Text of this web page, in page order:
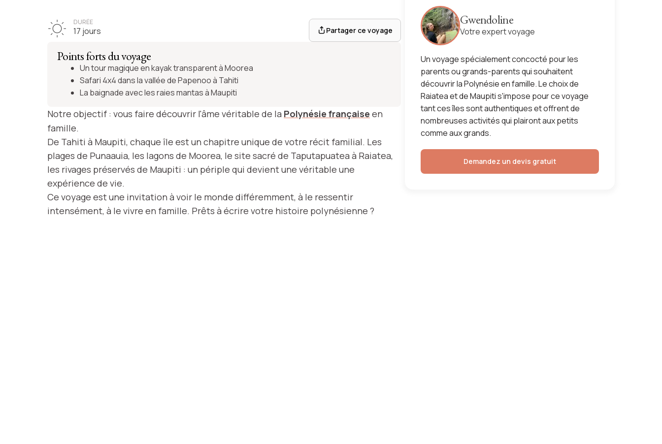
La Polynésie en
famille
DURÉE
17 jours Partager ce voyage
Points forts du voyage
Un tour magique en kayak transparent à Moorea
Safari 4x4 dans la vallée de Papenoo à Tahiti
La baignade avec les raies mantas à Maupiti
Notre objectif : vous faire découvrir l'âme véritable de la Polynésie française en
famille.
De Tahiti à Maupiti, chaque île est un chapitre unique de votre récit familial. Les
plages de Punaauia, les lagons de Moorea, le site sacré de Taputapuatea à Raiatea,
les rivages préservés de Maupiti : un périple qui devient une véritable une
expérience de vie.
Ce voyage est une invitation à voir le monde différemment, à le ressentir
intensément, à le vivre en famille. Prêts à écrire votre histoire polynésienne ?
Gwendoline
Votre expert voyage
Un voyage spécialement concocté pour les
parents ou grands-parents qui souhaitent
découvrir la Polynésie en famille. Le choix de
Raiatea et de Maupiti s'impose pour ce voyage
tant ces îles sont authentiques et offrent de
nombreuses activités qui plairont aux petits
comme aux grands.
Demandez un devis gratuit